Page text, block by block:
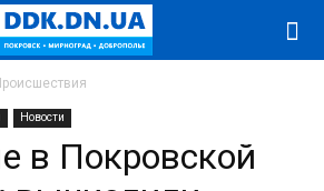
Новости
в Покровской